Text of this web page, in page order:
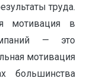
труда.
мотивация в
— это
мотивация
большинства